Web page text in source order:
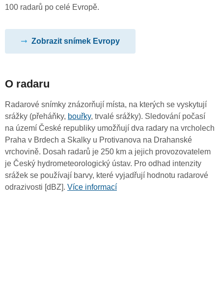
100 radarů po celé Evropě.
Zobrazit snímek Evropy
O radaru
Radarové snímky znázorňují místa, na kterých se vyskytují
srážky (přeháňky, bouřky, trvalé srážky). Sledování počasí
na území České republiky umožňují dva radary na vrcholech
Praha v Brdech a Skalky u Protivanova na Drahanské
vrchovině. Dosah radarů je 250 km a jejich provozovatelem
je Český hydrometeorologický ústav. Pro odhad intenzity
srážek se používají barvy, které vyjadřují hodnotu radarové
odrazivosti [dBZ]. Více informací